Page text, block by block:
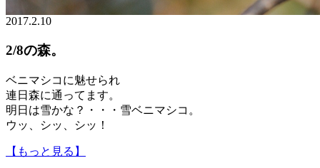
2017.2.10
2/8の森。
ベニマシコに魅せられ
連日森に通ってます。
明日は雪かな？・・・雪ベニマシコ。
ウッ、シッ、シッ！
【もっと見る】